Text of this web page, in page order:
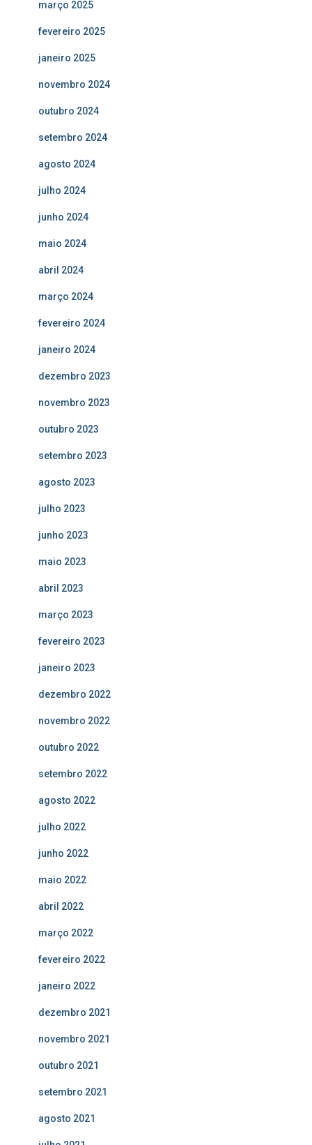
março 2025
fevereiro 2025
janeiro 2025
novembro 2024
outubro 2024
setembro 2024
agosto 2024
julho 2024
junho 2024
maio 2024
abril 2024
março 2024
fevereiro 2024
janeiro 2024
dezembro 2023
novembro 2023
outubro 2023
setembro 2023
agosto 2023
julho 2023
junho 2023
maio 2023
abril 2023
março 2023
fevereiro 2023
janeiro 2023
dezembro 2022
novembro 2022
outubro 2022
setembro 2022
agosto 2022
julho 2022
junho 2022
maio 2022
abril 2022
março 2022
fevereiro 2022
janeiro 2022
dezembro 2021
novembro 2021
outubro 2021
setembro 2021
agosto 2021